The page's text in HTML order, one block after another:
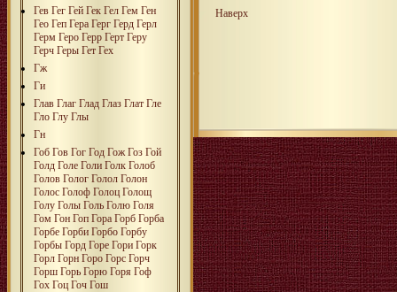
Гев Гег Гей Гек Гел Гем Ген
Гео Геп Гера Герг Герд Герл
Герм Геро Герр Герт Геру
Герч Геры Гет Гех
Гж
Ги
Глав Глаг Глад Глаз Глат Гле
Гло Глу Глы
Гн
Гоб Гов Гог Год Гож Гоз Гой
Голд Голе Голи Голк Голоб
Голов Голог Голол Голон
Голос Голоф Голоц Голощ
Голу Голы Голь Голю Голя
Гом Гон Гоп Гора Горб Горба
Горбе Горби Горбо Горбу
Горбы Горд Горе Гори Горк
Горл Горн Горо Горс Горч
Горш Горь Горю Горя Гоф
Гох Гоц Гоч Гош
Наверх